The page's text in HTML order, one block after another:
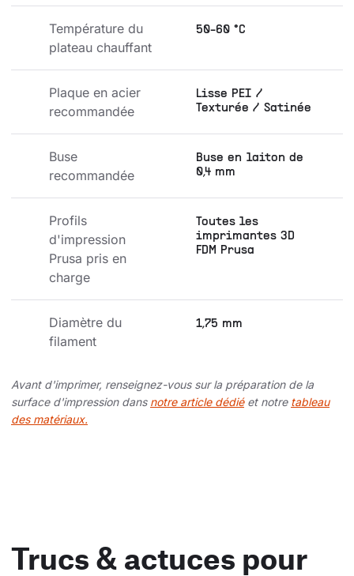
Température du
plateau chauffant
50-60 °C
Plaque en acier
recommandée
Lisse PEI /
Texturée / Satinée
Buse
recommandée
Buse en laiton de
0,4 mm
Profils
d'impression
Prusa pris en
charge
Toutes les
imprimantes 3D
FDM Prusa
Diamètre du
filament
1,75 mm
Avant d'imprimer, renseignez-vous sur la préparation de la
surface d'impression dans notre article dédiéet notre tableau
des matériaux.
Trucs & actuces pour